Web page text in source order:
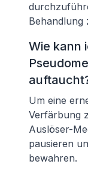
Behandlung
Wie kann
Um eine
Verfärbung
Auslöser-
pausieren
bewahren.